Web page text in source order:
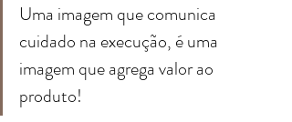
Uma imagem que comunica
cuidado na execução, é uma
imagem que agrega valor ao
produto!